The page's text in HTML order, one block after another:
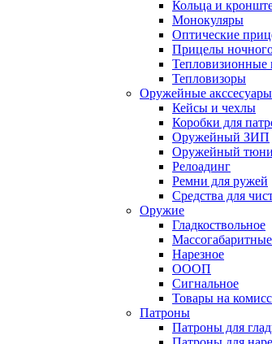
Кольца и
Монокуляры
Оптические
Прицелы
Тепловизионные
Тепловизоры
Оружейные акссесуары
Кейсы и чехлы
Коробки для
Оружейный ЗИП
Оружейный
Релоадинг
Ремни для ружей
Средства для
Оружие
Гладкоствольное
Нарезное
ОООП
Сигнальное
Товары на
Патроны
Патроны для